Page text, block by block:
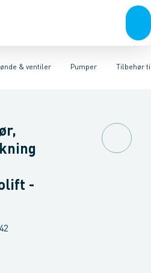
& ventiler
LinjeafvandingTanke,
Pumper
Pumpebrønde til sortTilbehør
pumperPumper til sort
-